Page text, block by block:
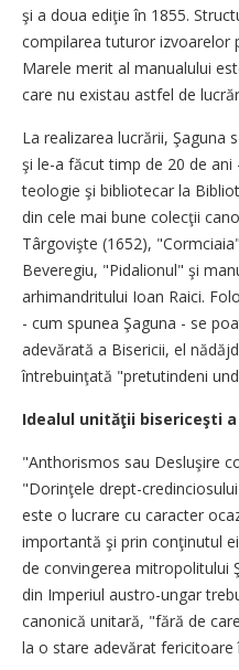
şi a doua ediţie în 1855.
compilarea tuturor izvoarelor
Marele merit al manualului
care nu existau astfel de
La realizarea lucrării, Şaguna
şi le-a făcut timp de 20 de
teologie şi bibliotecar la
din cele mai bune colecţii
Târgovişte (1652),
Beveregiu, "Pidalionul" şi
arhimandritului Ioan Raici.
- cum spunea Şaguna - se
adevărată a Bisericii, el
întrebuinţată "pretutindeni
Idealul unităţii bisericeşti
"Anthorismos sau Desluşire
"Dorinţele drept-
este o lucrare cu caracter
importantă şi prin conţinutul
de convingerea mitropolitului
din Imperiul austro-ungar
canonică unitară, "fără de
la o stare adevărat